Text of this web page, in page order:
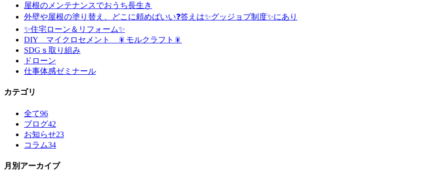
屋根のメンテナンスでおうち長生き
外壁や屋根の塗り替え、どこに頼めばいい❓答えは✨グッジョブ制度✨にあり
✨住宅ローン＆リフォーム✨
DIY マイクロセメント 🎇モルクラフト🎇
SDGｓ取り組み
ドローン
仕事体感ゼミナール
カテゴリ
全て96
ブログ42
お知らせ23
コラム34
月別アーカイブ